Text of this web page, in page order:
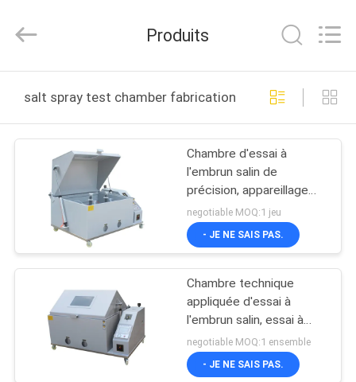
PRODUITS
SHOW
AU
SUJET
NOUS
INSTRUMENT
Rights
Produits
salt spray test chamber fabrication en ligne
Chambre d'essai à
l'embrun salin de
précision, appareillage
accéléré d'essai de
corrosion
negotiable MOQ:1 jeu
- JE NE SAIS PAS.
Chambre technique
appliquée d'essai à
l'embrun salin, essai à
l'embrun salin de essai de
capacités
negotiable MOQ:1 ensemble
- JE NE SAIS PAS.